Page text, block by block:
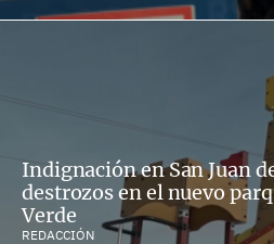
Indignación en San Juan
destrozos en el nuevo
Verde
REDACCIÓN